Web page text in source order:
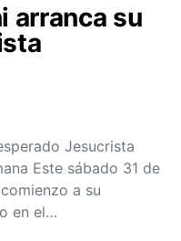
arranca su
Jesucrista
Este sábado 31 de
a su
en el…